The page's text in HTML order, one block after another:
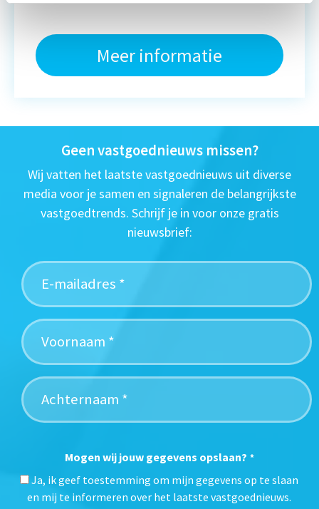
Meer informatie
Geen vastgoednieuws missen?
Wij vatten het laatste vastgoednieuws uit diverse
media voor je samen en signaleren de belangrijkste
vastgoedtrends. Schrijf je in voor onze gratis
nieuwsbrief:
Mogen wij jouw gegevens opslaan? *
Ja, ik geef toestemming om mijn gegevens op te slaan
en mij te informeren over het laatste vastgoednieuws.